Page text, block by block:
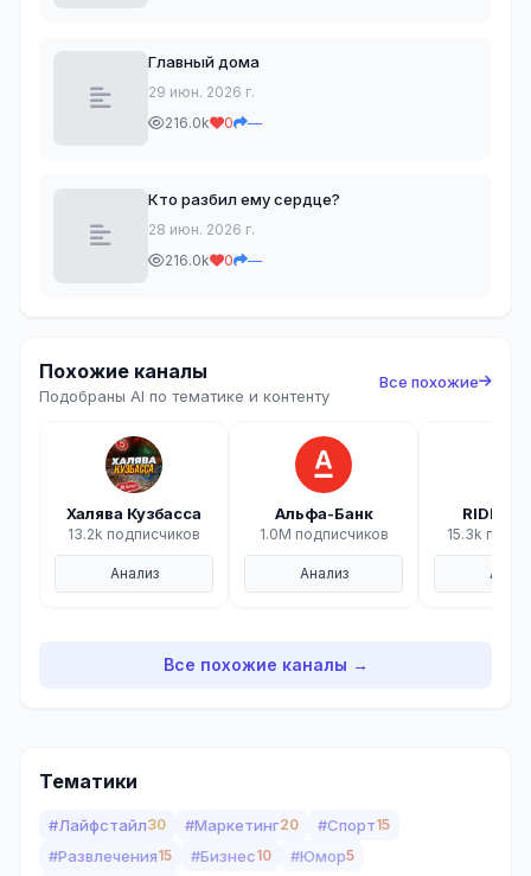
Главный дома
29 июн. 2026 г.
216.0k
0 —
Кто разбил ему сердце?
28 июн. 2026 г.
216.0k
0 —
Похожие каналы
Подобраны AI по тематике и контенту
Все похожие
Халява Кузбасса
13.2k подписчиков
Анализ
Альфа-Банк
1.0M подписчиков
Анализ
RIDE
15.3k
Все похожие каналы →
Тематики
#Лайфстайл30 #Маркетинг20 #Спорт15
#Развлечения15 #Бизнес10 #Юмор5